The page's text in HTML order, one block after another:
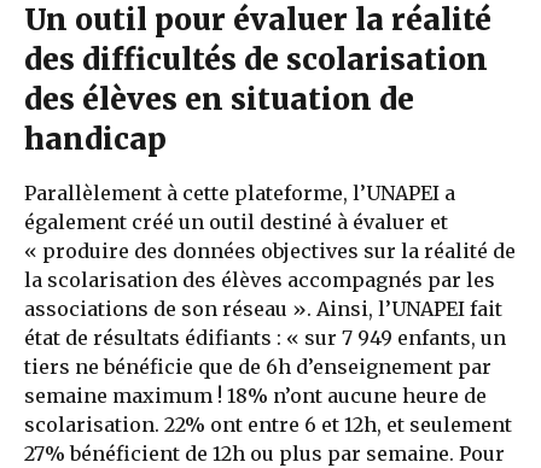
Un outil pour évaluer la réalité
des difficultés de scolarisation
des élèves en situation de
handicap
Parallèlement à cette plateforme, l’UNAPEI a
également créé un outil destiné à évaluer et
« produire des données objectives sur la réalité de
la scolarisation des élèves accompagnés par les
associations de son réseau ». Ainsi, l’UNAPEI fait
état de résultats édifiants : « sur 7 949 enfants, un
tiers ne bénéficie que de 6h d’enseignement par
semaine maximum ! 18% n’ont aucune heure de
scolarisation. 22% ont entre 6 et 12h, et seulement
27% bénéficient de 12h ou plus par semaine. Pour